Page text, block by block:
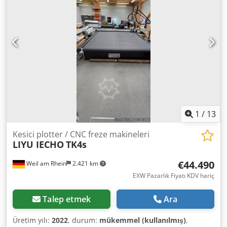
1 / 13
Weil am Rhein 2.421 km
Kesici plotter / CNC freze makineleri
LIYU IECHOTK4s
€44.490
EXW Pazarlık Fiyatı KDV hariç
Talep etmek Ara
Üretim yılı: 2022, durum: mükemmel (kullanılmış),